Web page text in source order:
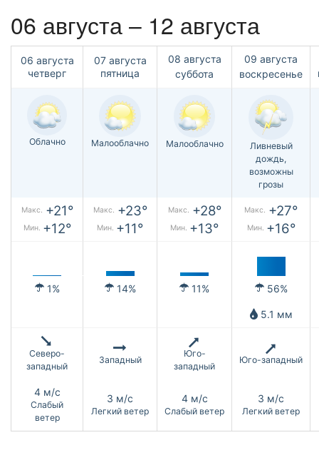
06 августа – 12 августа
06 августа
четверг
07 августа
пятница
08 августа
суббота
09 августа
воскресенье
Облачно Малооблачно Малооблачно
Ливневый
дождь,
возможны
грозы
Макс. +21°
Мин. +12°
Макс. +23°
Мин. +11°
Макс. +28°
Мин. +13°
Макс. +27°
Мин. +16°
1% 14% 11% 56%
5.1 мм
Северо-
западный
Западный
Юго-
западный
Юго-западный
4 м/с
Слабый
ветер
3 м/с
Легкий ветер
4 м/с
Слабый ветер
3 м/с
Легкий ветер